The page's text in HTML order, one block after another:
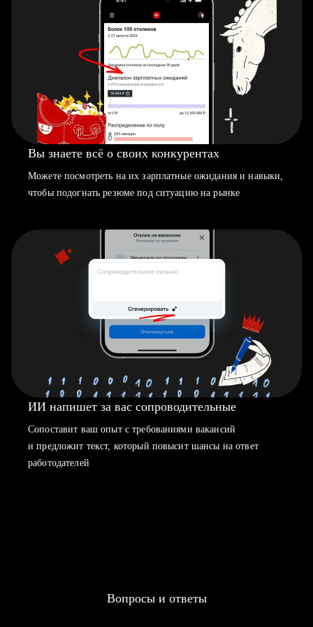
Вы знаете всё о своих конкурентах
Можете посмотреть на их зарплатные ожидания и навыки,
чтобы подогнать резюме под ситуацию на рынке
ИИ напишет за вас сопроводительные
Сопоставит ваш опыт с требованиями вакансий
и предложит текст, который повысит шансы на ответ
работодателей
Вопросы и ответы